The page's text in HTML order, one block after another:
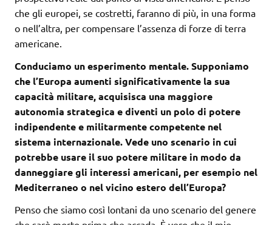
che gli europei, se costretti, faranno di più, in una forma
o nell’altra, per compensare l’assenza di forze di terra
americane.
Conduciamo un esperimento mentale. Supponiamo
che l’Europa aumenti significativamente la sua
capacità militare, acquisisca una maggiore
autonomia strategica e diventi un polo di potere
indipendente e militarmente competente nel
sistema internazionale. Vede uno scenario in cui
potrebbe usare il suo potere militare in modo da
danneggiare gli interessi americani, per esempio nel
Mediterraneo o nel vicino estero dell’Europa?
Penso che siamo così lontani da uno scenario del genere